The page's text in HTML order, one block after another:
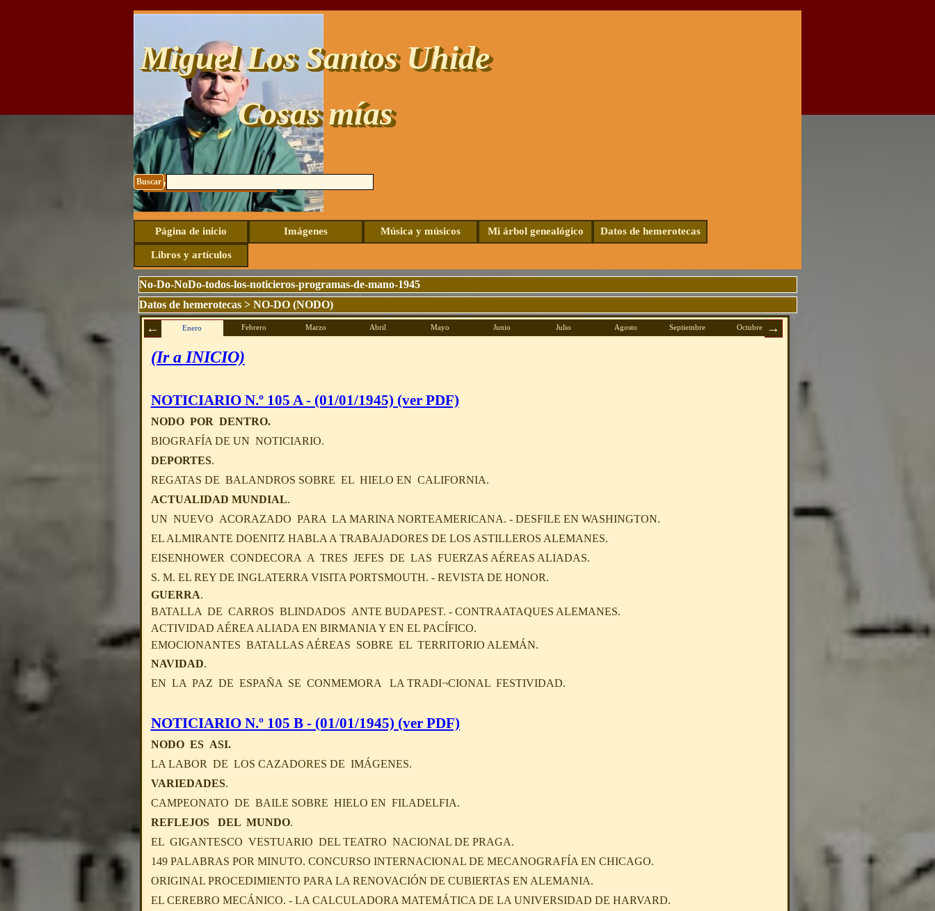
Miguel Los Santos Uhide
Cosas mías
Buscar
Contacto: uhide@live.com
Saltar menú
Página de inicio Imágenes Música y músicos ▼
Mi árbol genealógico ▼
Datos de hemerotecas
Libros y artículos
No-Do-NoDo-todos-los-noticieros-programas-de-mano-1945
Datos de hemerotecas> NO-DO (NODO)
Enero Febrero Marzo Abril Mayo Junio Julio Agosto Septiembre Octubre
(Ir a INICIO)
NOTICIARIO N.º 105 A - (01/01/1945) (ver PDF)
NODO POR DENTRO.
BIOGRAFÍA DE UN NOTICIARIO.
DEPORTES.
REGATAS DE BALANDROS SOBRE EL HIELO EN CALIFORNIA.
ACTUALIDAD MUNDIAL.
UN NUEVO ACORAZADO PARA LA MARINA NORTEAMERICANA. - DESFILE EN WASHINGTON.
EL ALMIRANTE DOENITZ HABLA A TRABAJADORES DE LOS ASTILLEROS ALEMANES.
EISENHOWER CONDECORA A TRES JEFES DE LAS FUERZAS AÉREAS ALIADAS.
S. M. EL REY DE INGLATERRA VISITA PORTSMOUTH. - REVISTA DE HONOR.
GUERRA.
BATALLA DE CARROS BLINDADOS ANTE BUDAPEST. - CONTRAATAQUES ALEMANES.
ACTIVIDAD AÉREA ALIADA EN BIRMANIA Y EN EL PACÍFICO.
EMOCIONANTES BATALLAS AÉREAS SOBRE EL TERRITORIO ALEMÁN.
NAVIDAD.
EN LA PAZ DE ESPAÑA SE CONMEMORA LA TRADI¬CIONAL FESTIVIDAD.
NOTICIARIO N.º 105 B - (01/01/1945) (ver PDF)
NODO ES ASI.
LA LABOR DE LOS CAZADORES DE IMÁGENES.
VARIEDADES.
CAMPEONATO DE BAILE SOBRE HIELO EN FILADELFIA.
REFLEJOS DEL MUNDO.
EL GIGANTESCO VESTUARIO DEL TEATRO NACIONAL DE PRAGA.
149 PALABRAS POR MINUTO. CONCURSO INTERNACIONAL DE MECANOGRAFÍA EN CHICAGO.
ORIGINAL PROCEDIMIENTO PARA LA RENOVACIÓN DE CUBIERTAS EN ALEMANIA.
EL CEREBRO MECÁNICO. - LA CALCULADORA MATEMÁTICA DE LA UNIVERSIDAD DE HARVARD.